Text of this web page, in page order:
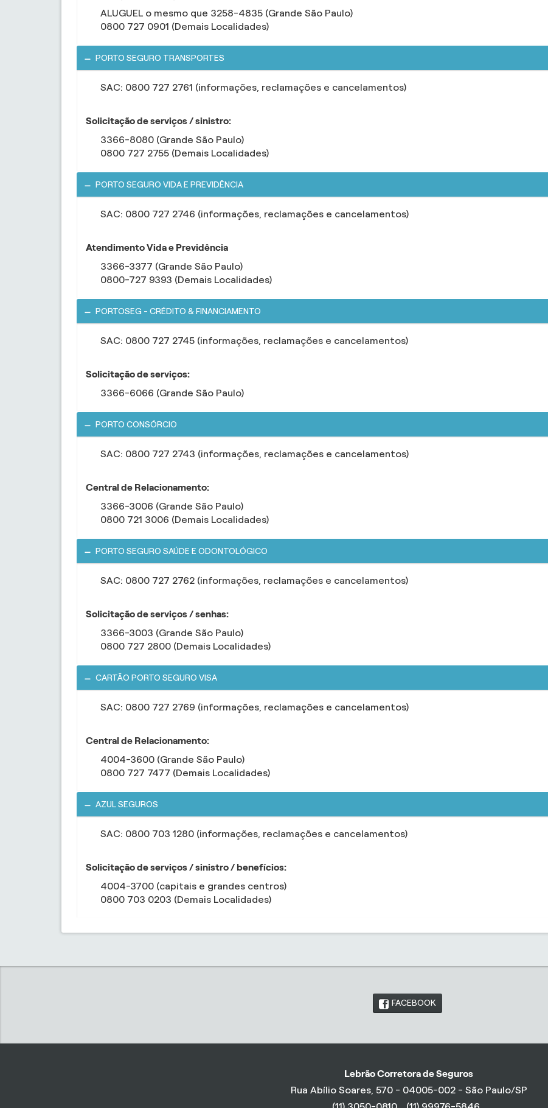
ALUGUEL o mesmo que 3258-4835 (Grande São Paulo)
0800 727 0901 (Demais Localidades)
PORTO SEGURO TRANSPORTES
SAC: 0800 727 2761 (informações, reclamações e cancelamentos)
Solicitação de serviços / sinistro:
3366-8080 (Grande São Paulo)
0800 727 2755 (Demais Localidades)
PORTO SEGURO VIDA E PREVIDÊNCIA
SAC: 0800 727 2746 (informações, reclamações e cancelamentos)
Atendimento Vida e Previdência
3366-3377 (Grande São Paulo)
0800-727 9393 (Demais Localidades)
PORTOSEG - CRÉDITO & FINANCIAMENTO
SAC: 0800 727 2745 (informações, reclamações e cancelamentos)
Solicitação de serviços:
3366-6066 (Grande São Paulo)
PORTO CONSÓRCIO
SAC: 0800 727 2743 (informações, reclamações e cancelamentos)
Central de Relacionamento:
3366-3006 (Grande São Paulo)
0800 721 3006 (Demais Localidades)
PORTO SEGURO SAÚDE E ODONTOLÓGICO
SAC: 0800 727 2762 (informações, reclamações e cancelamentos)
Solicitação de serviços / senhas:
3366-3003 (Grande São Paulo)
0800 727 2800 (Demais Localidades)
CARTÃO PORTO SEGURO VISA
SAC: 0800 727 2769 (informações, reclamações e cancelamentos)
Central de Relacionamento:
4004-3600 (Grande São Paulo)
0800 727 7477 (Demais Localidades)
AZUL SEGUROS
SAC: 0800 703 1280 (informações, reclamações e cancelamentos)
Solicitação de serviços / sinistro / benefícios:
4004-3700 (capitais e grandes centros)
0800 703 0203 (Demais Localidades)
FACEBOOK
Lebrão Corretora de Seguros
Rua Abílio Soares, 570 - 04005-002 - São Paulo/SP